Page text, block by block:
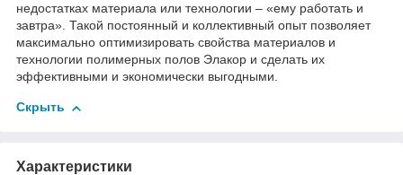
недостатках материала или технологии – «ему работать и
завтра». Такой постоянный и коллективный опыт позволяет
максимально оптимизировать свойства материалов и
технологии полимерных полов Элакор и сделать их
эффективными и экономически выгодными.
Скрыть
Характеристики